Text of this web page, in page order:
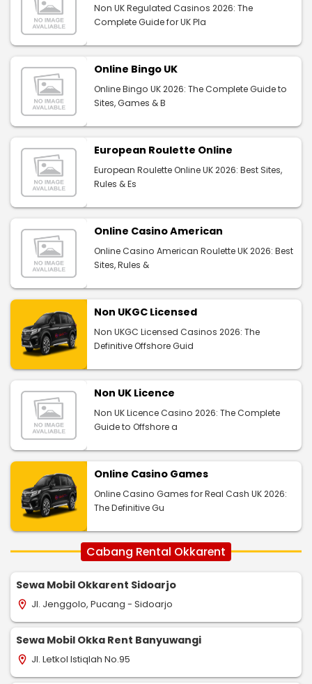
Non UK Regulated Casinos 2026: The
Complete Guide for UK Pla
Online Bingo UK
Online Bingo UK 2026: The Complete Guide to
Sites, Games & B
European Roulette Online
European Roulette Online UK 2026: Best Sites,
Rules & Es
Online Casino American
Online Casino American Roulette UK 2026: Best
Sites, Rules &
Non UKGC Licensed
Non UKGC Licensed Casinos 2026: The
Definitive Offshore Guid
Non UK Licence
Non UK Licence Casino 2026: The Complete
Guide to Offshore a
Online Casino Games
Online Casino Games for Real Cash UK 2026:
The Definitive Gu
Cabang Rental Okkarent
Sewa Mobil Okkarent Sidoarjo
location_on Jl. Jenggolo, Pucang - Sidoarjo
Sewa Mobil Okka Rent Banyuwangi
location_on Jl. Letkol Istiqlah No.95